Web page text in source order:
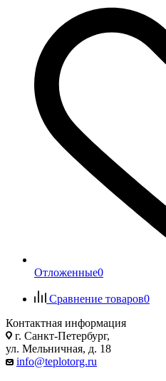
Отложенные0
Сравнение товаров0
Контактная информация
г. Санкт-Петербург,
ул. Мельничная, д. 18
info@teplotorg.ru